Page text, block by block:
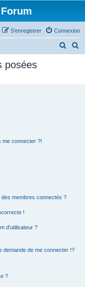
Connexion
S’enregistrer
posées
me connecter ?!
des membres connectés ?
!
d’utilisateur ?
demande de me connecter !?
?